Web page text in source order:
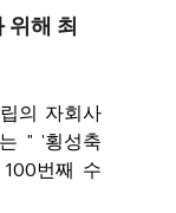
위해 최
의 자회사
" '횡성축
번째 수